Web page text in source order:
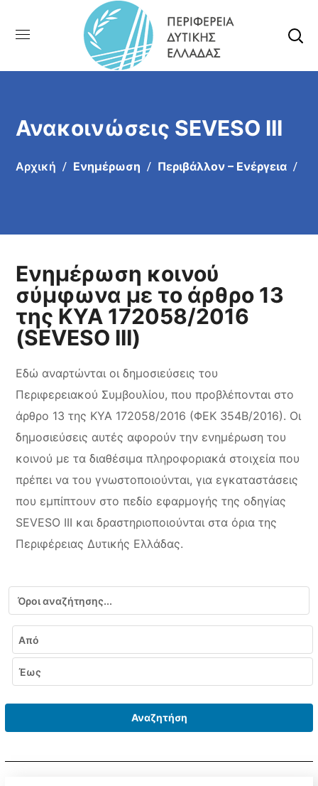
Ανακοινώσεις SEVESO III
Αρχική Ενημέρωση Περιβάλλον – Ενέργεια
Ενημέρωση κοινού
σύμφωνα με το άρθρο 13
της ΚΥΑ 172058/2016
(SEVESO III)
Εδώ αναρτώνται οι δημοσιεύσεις του
Περιφερειακού Συμβουλίου, που προβλέπονται στο
άρθρο 13 της ΚΥΑ 172058/2016 (ΦΕΚ 354Β/2016). Οι
δημοσιεύσεις αυτές αφορούν την ενημέρωση του
κοινού με τα διαθέσιμα πληροφοριακά στοιχεία που
πρέπει να του γνωστοποιούνται, για εγκαταστάσεις
που εμπίπτουν στο πεδίο εφαρμογής της οδηγίας
SEVESO III και δραστηριοποιούνται στα όρια της
Περιφέρειας Δυτικής Ελλάδας.
Αναζήτηση
Εύρος ημερομηνιών
Από
Έως
Αναζητήση